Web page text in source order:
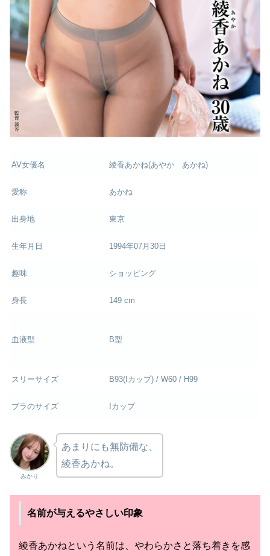
AV女優名 綾香あかね(あやか あかね)
愛称 あかね
出身地 東京
生年月日 1994年07月30日
趣味 ショッピング
身長 149 cm
血液型 B型
スリーサイズ B93(Iカップ) / W60 / H99
ブラのサイズ Iカップ
みかり
あまりにも無防備な、
綾香あかね。
名前が与えるやさしい印象
綾香あかねという名前は、やわらかさと落ち着きを感